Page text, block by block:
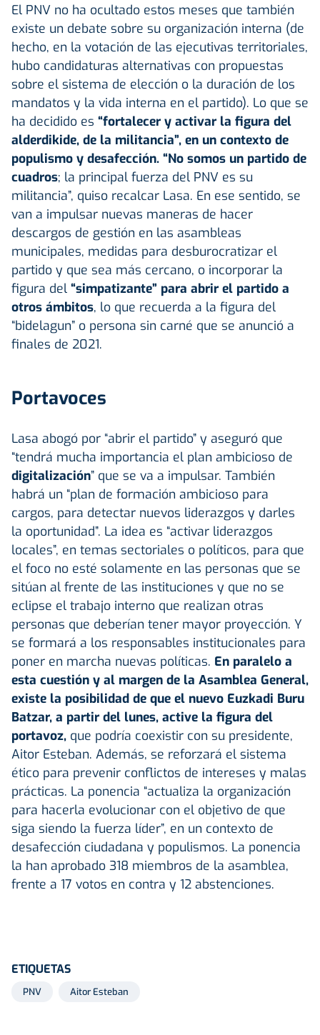
El PNV no ha ocultado estos meses que también
existe un debate sobre su organización interna (de
hecho, en la votación de las ejecutivas territoriales,
hubo candidaturas alternativas con propuestas
sobre el sistema de elección o la duración de los
mandatos y la vida interna en el partido). Lo que se
ha decidido es “fortalecer y activar la figura del
alderdikide, de la militancia”, en un contexto de
populismo y desafección. “No somos un partido de
cuadros; la principal fuerza del PNV es su
militancia”, quiso recalcar Lasa. En ese sentido, se
van a impulsar nuevas maneras de hacer
descargos de gestión en las asambleas
municipales, medidas para desburocratizar el
partido y que sea más cercano, o incorporar la
figura del “simpatizante” para abrir el partido a
otros ámbitos, lo que recuerda a la figura del
“bidelagun” o persona sin carné que se anunció a
finales de 2021.
Portavoces
Lasa abogó por “abrir el partido” y aseguró que
“tendrá mucha importancia el plan ambicioso de
digitalización” que se va a impulsar. También
habrá un “plan de formación ambicioso para
cargos, para detectar nuevos liderazgos y darles
la oportunidad”. La idea es “activar liderazgos
locales”, en temas sectoriales o políticos, para que
el foco no esté solamente en las personas que se
sitúan al frente de las instituciones y que no se
eclipse el trabajo interno que realizan otras
personas que deberían tener mayor proyección. Y
se formará a los responsables institucionales para
poner en marcha nuevas políticas. En paralelo a
esta cuestión y al margen de la Asamblea General,
existe la posibilidad de que el nuevo Euzkadi Buru
Batzar, a partir del lunes, active la figura del
portavoz, que podría coexistir con su presidente,
Aitor Esteban. Además, se reforzará el sistema
ético para prevenir conflictos de intereses y malas
prácticas. La ponencia “actualiza la organización
para hacerla evolucionar con el objetivo de que
siga siendo la fuerza líder”, en un contexto de
desafección ciudadana y populismos. La ponencia
la han aprobado 318 miembros de la asamblea,
frente a 17 votos en contra y 12 abstenciones.
ETIQUETAS
PNV Aitor Esteban